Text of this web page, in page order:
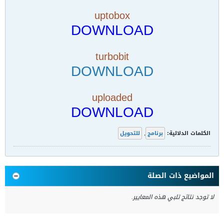
uptobox
DOWNLOAD
turbobit
DOWNLOAD
uploaded
DOWNLOAD
الكلمات الدلالية: برنامج , للتحويل
المواضيع ذات الصلة
لا توجد نتائج تلبي هذه المعايير.